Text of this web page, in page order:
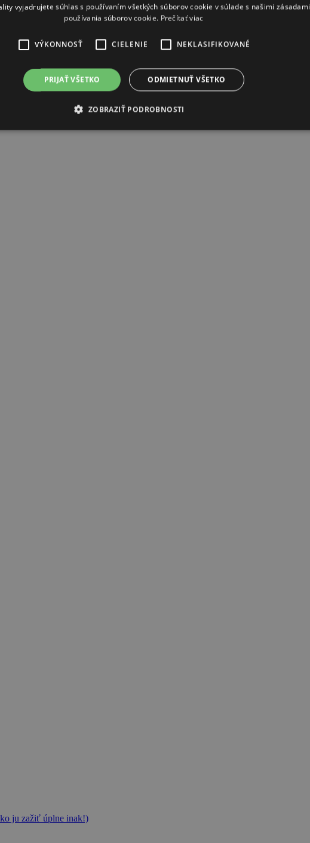
ju zažiť úplne inak!)
vyjadrujete súhlas s používaním všetkých súborov cookie v súlade s našimi zásadami
používania súborov cookie. Prečítať viac
VÝKONNOSŤ CIELENIE NEKLASIFIKOVANÉ
PRIJAŤ VŠETKO ODMIETNUŤ VŠETKO
ZOBRAZIŤ PODROBNOSTI